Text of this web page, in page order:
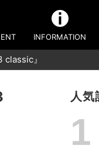
INFORMATION
』
人気